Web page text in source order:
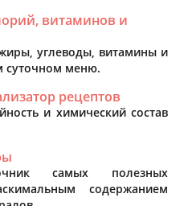
витаминов и
углеводы, витамины и
суточном меню.
рецептов
и химический состав
самых полезных
содержанием